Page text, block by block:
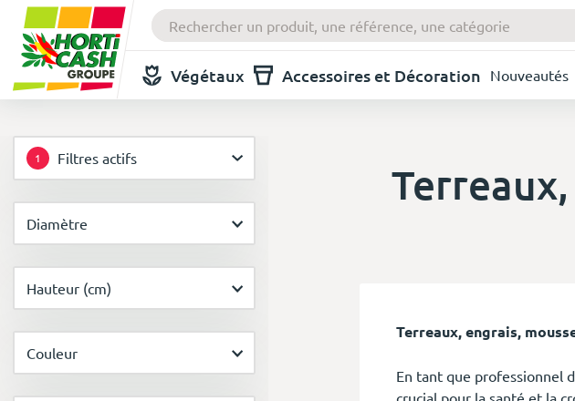
Végétaux Accessoires et Décoration Nouveautés
1 Filtres actifs
Diamètre
Hauteur (cm)
Couleur
Terreaux, engrais,
En tant que professionnel